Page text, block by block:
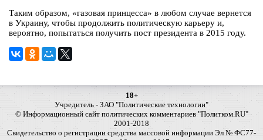
Таким образом, «газовая принцесса» в любом случае вернется
в Украину, чтобы продолжить политическую карьеру и,
вероятно, попытаться получить пост президента в 2015 году.
18+
Учредитель - ЗАО "Политические технологии"
© Информационный сайт политических комментариев "Политком.RU"
2001-2018
Свидетельство о регистрации средства массовой информации Эл № ФС77-